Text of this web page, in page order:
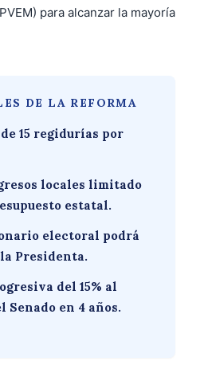
para alcanzar la mayoría
DE LA REFORMA
15 regidurías por
locales limitado
estatal.
electoral podrá
Presidenta.
del 15% al
Senado en 4 años.